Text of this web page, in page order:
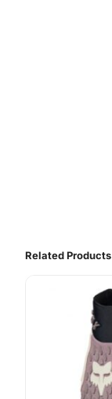
Related Products